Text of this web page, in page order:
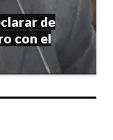
de
con el